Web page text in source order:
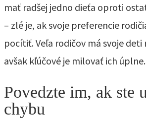
mať radšej jedno dieťa oproti
– zlé je, ak svoje preferencie
pocítiť. Veľa rodičov má svoje
avšak kľúčové je milovať ich úplne.
Povedzte im, ak ste
chybu